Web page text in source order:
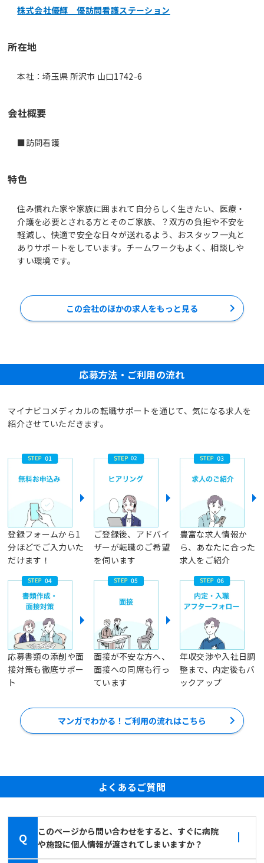
株式会社優輝 優訪問看護ステーション
所在地
本社：埼玉県 所沢市 山口1742-6
会社概要
■訪問看護
特色
住み慣れた家や家族に囲まれて自分らしく生きたい、医療・
介護を必要とされる方とそのご家族、？双方の負担や不安を
軽減し、快適で安全な日々が送れるよう、おスタッフ一丸と
ありサポートをしています。チームワークもよく、相談しや
すい環境です。
この会社のほかの求人をもっと見る
応募方法・ご利用の流れ
マイナビコメディカルの転職サポートを通じて、気になる求人を
紹介させていただきます。
登録フォームから1
分ほどでご入力いた
だけます！
ご登録後、アドバイ
ザーが転職のご希望
を伺います
豊富な求人情報か
ら、あなたに合った
求人をご紹介
応募書類の添削や面
接対策も徹底サポー
ト
面接が不安な方へ、
面接への同席も行っ
ています
年収交渉や入社日調
整まで、内定後もバ
ックアップ
マンガでわかる！ご利用の流れはこちら
よくあるご質問
Q
このページから問い合わせをすると、すぐに病院
や施設に個人情報が渡されてしまいますか？